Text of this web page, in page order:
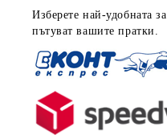
Изберете най-удобната
пътуват вашите пратки.